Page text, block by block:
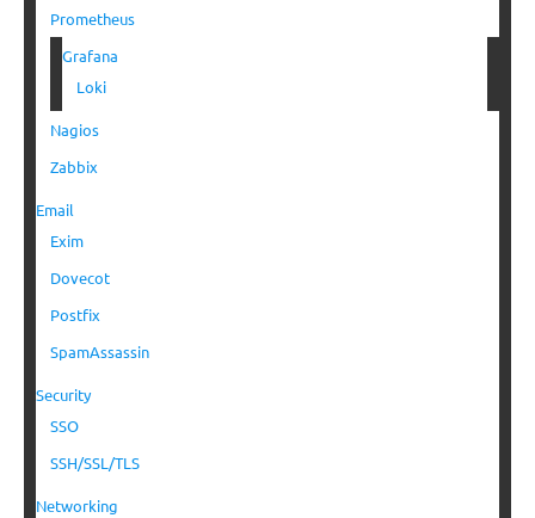
Prometheus
Grafana
Loki
Nagios
Zabbix
Email
Exim
Dovecot
Postfix
SpamAssassin
Security
SSO
SSH/SSL/TLS
Networking